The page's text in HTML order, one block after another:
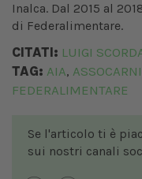
Inalca. Dal 2015 al
di Federalimentare.
CITATI: LUIGI
TAG: AIA, ASSOCARNI
FEDERALIMENTARE
Se l'articolo ti è
sui nostri canali